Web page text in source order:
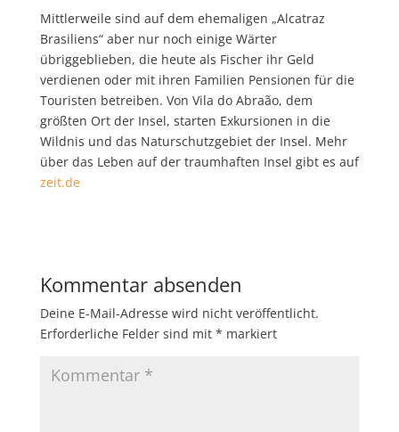
Mittlerweile sind auf dem ehemaligen „Alcatraz
Brasiliens“ aber nur noch einige Wärter
übriggeblieben, die heute als Fischer ihr Geld
verdienen oder mit ihren Familien Pensionen für die
Touristen betreiben. Von Vila do Abraão, dem
größten Ort der Insel, starten Exkursionen in die
Wildnis und das Naturschutzgebiet der Insel. Mehr
über das Leben auf der traumhaften Insel gibt es auf
zeit.de
Kommentar absenden
Deine E-Mail-Adresse wird nicht veröffentlicht.
Erforderliche Felder sind mit * markiert